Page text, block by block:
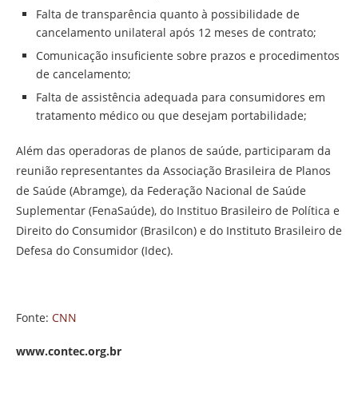
Falta de transparência quanto à possibilidade de
cancelamento unilateral após 12 meses de contrato;
Comunicação insuficiente sobre prazos e procedimentos
de cancelamento;
Falta de assistência adequada para consumidores em
tratamento médico ou que desejam portabilidade;
Além das operadoras de planos de saúde, participaram da
reunião representantes da Associação Brasileira de Planos
de Saúde (Abramge), da Federação Nacional de Saúde
Suplementar (FenaSaúde), do Instituo Brasileiro de Política e
Direito do Consumidor (Brasilcon) e do Instituto Brasileiro de
Defesa do Consumidor (Idec).
Fonte: CNN
www.contec.org.br